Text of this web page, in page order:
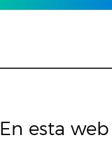
En esta